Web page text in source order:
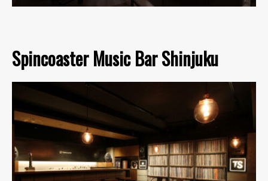
Spincoaster Music Bar Shinjuku